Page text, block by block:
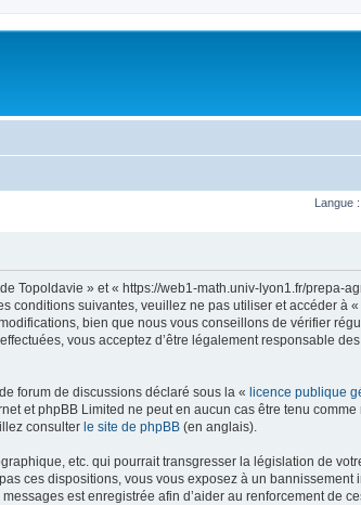
Langue :
Topoldavie » et « https://web1-math.univ-lyon1.fr/prepa-
conditions suivantes, veuillez ne pas utiliser et accéder à
bien que nous vous conseillons de vérifier
vous acceptez d’être légalement responsable
forum de discussions déclaré sous la « licence publique
et phpBB Limited ne peut en aucun cas être tenu
consulter le site de phpBB (en anglais).
etc. qui pourrait transgresser la législation de
ces dispositions, vous vous exposez à un bannissement
est enregistrée afin d’aider au renforcement de